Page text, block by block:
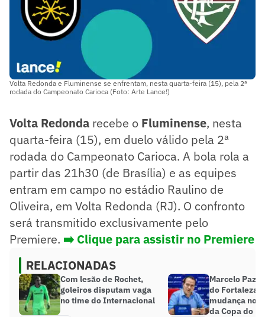
Volta Redonda e Fluminense se enfrentam, nesta quarta-feira (15), pela 2ª
rodada do Campeonato Carioca (Foto: Arte Lance!)
Volta Redonda recebe o Fluminense, nesta
quarta-feira (15), em duelo válido pela 2ª
rodada do Campeonato Carioca. A bola rola a
partir das 21h30 (de Brasília) e as equipes
entram em campo no estádio Raulino de
Oliveira, em Volta Redonda (RJ). O confronto
será transmitido exclusivamente pelo
Premiere. ➡️ Clique para assistir no Premiere
RELACIONADAS
Com lesão de Rochet,
goleiros disputam vaga
no time do Internacional
Marcelo Paz,
do Fortaleza,
mudança no
da Copa do